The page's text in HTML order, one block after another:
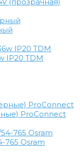
IP20 TDM
ProConnect
765 Osram